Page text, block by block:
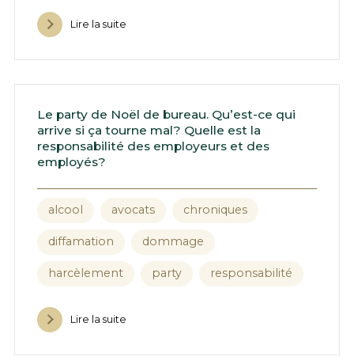
Lire la suite
Le party de Noël de bureau. Qu’est-ce qui
arrive si ça tourne mal? Quelle est la
responsabilité des employeurs et des
employés?
alcool avocats chroniques
diffamation dommage
harcèlement party responsabilité
Lire la suite